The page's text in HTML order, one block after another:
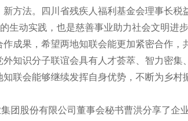
方法。四川省残疾人福利基金会理事长税
生动实践，也是慈善事业助力社会文明进
成果，希望两地知联会能更加紧密合作，
知识分子联谊会具有人才荟萃、智力密集
联会能够继续发挥自身优势，不断为乡村
股份有限公司董事会秘书曹洪分享了企